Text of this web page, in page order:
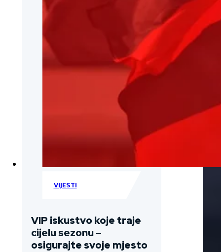
VIJESTI
VIP iskustvo koje traje
cijelu sezonu –
osigurajte svoje mjesto